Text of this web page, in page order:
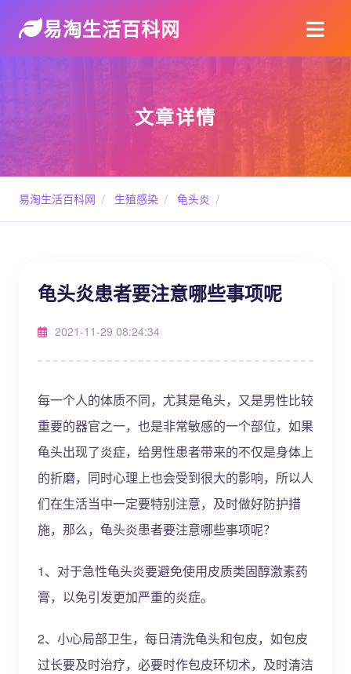
易淘生活百科网
文章详情
易淘生活百科网 / 生殖感染 / 龟头炎 /
龟头炎患者要注意哪些事项呢
2021-11-29 08:24:34
每一个人的体质不同，尤其是龟头，又是男性比较
重要的器官之一，也是非常敏感的一个部位，如果
龟头出现了炎症，给男性患者带来的不仅是身体上
的折磨，同时心理上也会受到很大的影响，所以人
们在生活当中一定要特别注意，及时做好防护措
施，那么，龟头炎患者要注意哪些事项呢？
1、对于急性龟头炎要避免使用皮质类固醇激素药
膏，以免引发更加严重的炎症。
2、小心局部卫生，每日清洗龟头和包皮，如包皮
过长要及时治疗，必要时作包皮环切术，及时清洁